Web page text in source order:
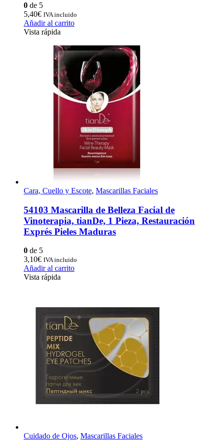
0 de 5
5,40€ IVA incluido
Añadir al carrito
Vista rápida
Cara, Cuello y Escote, Mascarillas Faciales
54103 Mascarilla de Belleza Facial de
Vinoterapia, tianDe, 1 Pieza, Restauración
Exprés Pieles Maduras
0 de 5
3,10€ IVA incluido
Añadir al carrito
Vista rápida
Cuidado de Ojos, Mascarillas Faciales